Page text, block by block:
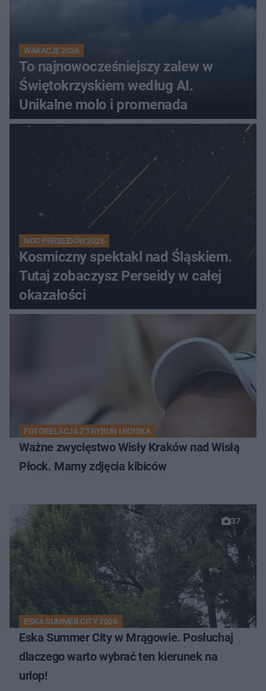
WAKACJE 2026
To najnowocześniejszy zalew w
Świętokrzyskiem według AI.
Unikalne molo i promenada
NOC PERSEIDÓW 2026
Kosmiczny spektakl nad Śląskiem.
Tutaj zobaczysz Perseidy w całej
okazałości
FOTORELACJA Z TRYBUN I BOISKA
Ważne zwycięstwo Wisły Kraków nad Wisłą
Płock. Mamy zdjęcia kibiców
37
ESKA SUMMER CITY 2026
Eska Summer City w Mrągowie. Posłuchaj
dlaczego warto wybrać ten kierunek na
urlop!